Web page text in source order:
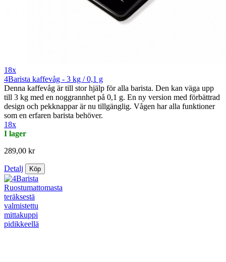
18x
4Barista kaffevåg - 3 kg / 0,1 g
Denna kaffevåg är till stor hjälp för alla barista. Den kan väga upp
till 3 kg med en noggrannhet på 0,1 g. En ny version med förbättrad
design och pekknappar är nu tillgänglig. Vågen har alla funktioner
som en erfaren barista behöver.
18x
I lager
289,00 kr
Detalj Köp